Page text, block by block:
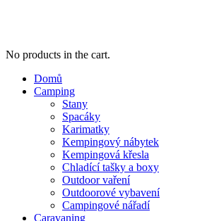
No products in the cart.
Domů
Camping
Stany
Spacáky
Karimatky
Kempingový nábytek
Kempingová křesla
Chladící tašky a boxy
Outdoor vaření
Outdoorové vybavení
Campingové nářadí
Caravaning